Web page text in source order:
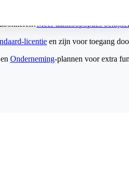
Meer aankoopopties
licentie en zijn voor toegang
Onderneming-plannen voor extra